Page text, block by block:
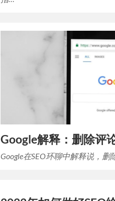
Google解释：删除评
Google在SEO环聊中解释说，